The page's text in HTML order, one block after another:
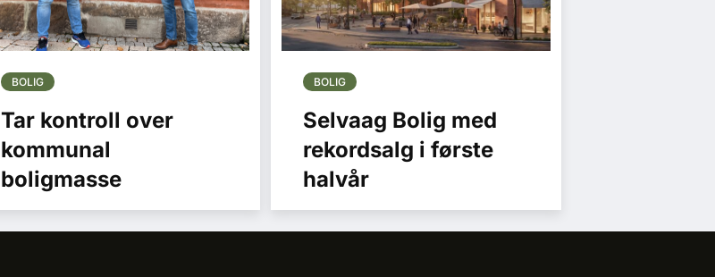
BOLIG
Tar kontroll over
kommunal
boligmasse
BOLIG
Selvaag Bolig med
rekordsalg i første
halvår